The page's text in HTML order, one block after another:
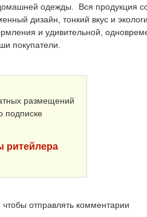
одежды. Вся продукция
дизайн, тонкий вкус и
и удивительной,
покупатели.
размещений
подписке
ритейлера
чтобы отправлять комментарии